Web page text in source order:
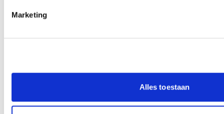
Marketing
Alles toestaan